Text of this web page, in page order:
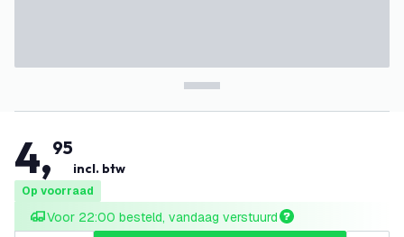
4,95
incl. btw
Op voorraad
Voor 22:00 besteld, vandaag verstuurd